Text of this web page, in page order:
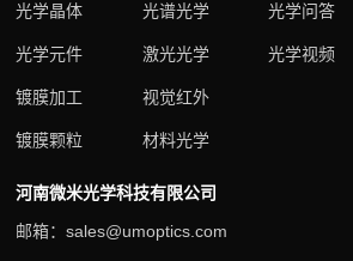
光学晶体
光学元件
镀膜加工
镀膜颗粒
光谱光学
激光光学
视觉红外
材料光学
光学问答
光学视频
河南微米光学科技有限公司
邮箱：sales@umoptics.com